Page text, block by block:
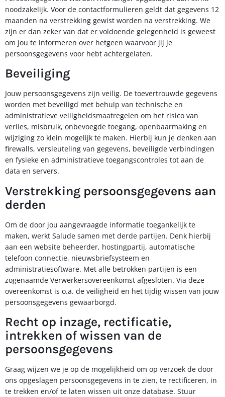
noodzakelijk. Voor de contactformulieren geldt dat gegevens 12
maanden na verstrekking gewist worden na verstrekking. We
zijn er dan zeker van dat er voldoende gelegenheid is geweest
om jou te informeren over hetgeen waarvoor jij je
persoonsgegevens voor hebt achtergelaten.
Beveiliging
Jouw persoonsgegevens zijn veilig. De toevertrouwde gegevens
worden met beveiligd met behulp van technische en
administratieve veiligheidsmaatregelen om het risico van
verlies, misbruik, onbevoegde toegang, openbaarmaking en
wijziging zo klein mogelijk te maken. Hierbij kun je denken aan
firewalls, versleuteling van gegevens, beveiligde verbindingen
en fysieke en administratieve toegangscontroles tot aan de
data en servers.
Verstrekking persoonsgegevens aan
derden
Om de door jou aangevraagde informatie toegankelijk te
maken, werkt Salude samen met derde partijen. Denk hierbij
aan een website beheerder, hostingpartij, automatische
telefoon connectie, nieuwsbriefsysteem en
administratiesoftware. Met alle betrokken partijen is een
zogenaamde Verwerkersovereenkomst afgesloten. Via deze
overeenkomst is o.a. de veiligheid en het tijdig wissen van jouw
persoonsgegevens gewaarborgd.
Recht op inzage, rectificatie,
intrekken of wissen van de
persoonsgegevens
Graag wijzen we je op de mogelijkheid om op verzoek de door
ons opgeslagen persoonsgegevens in te zien, te rectificeren, in
te trekken en/of te laten wissen uit onze database. Stuur